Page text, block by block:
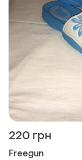
220 грн
Freegun